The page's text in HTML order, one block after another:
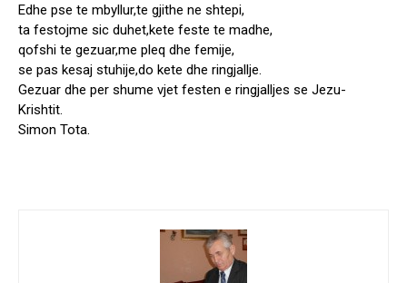
Edhe pse te mbyllur,te gjithe ne shtepi,
ta festojme sic duhet,kete feste te madhe,
qofshi te gezuar,me pleq dhe femije,
se pas kesaj stuhije,do kete dhe ringjallje.
Gezuar dhe per shume vjet festen e ringjalljes se Jezu-
Krishtit.
Simon Tota.